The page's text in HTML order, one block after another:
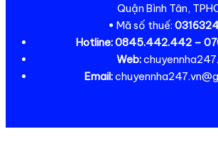
Quận Bình Tân,
• Mã số thuế:
Hotline:0845.442.442 –
Web:
Email: